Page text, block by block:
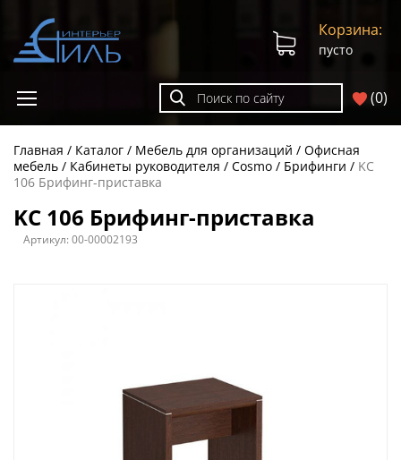
(0)
Корзина:
пусто
Главная Каталог Мебель для организаций
Офисная
мебель
Кабинеты руководителя Cosmo Брифинги
KC
106 Брифинг-приставка
KC 106 Брифинг-приставка
Артикул:00-00002193